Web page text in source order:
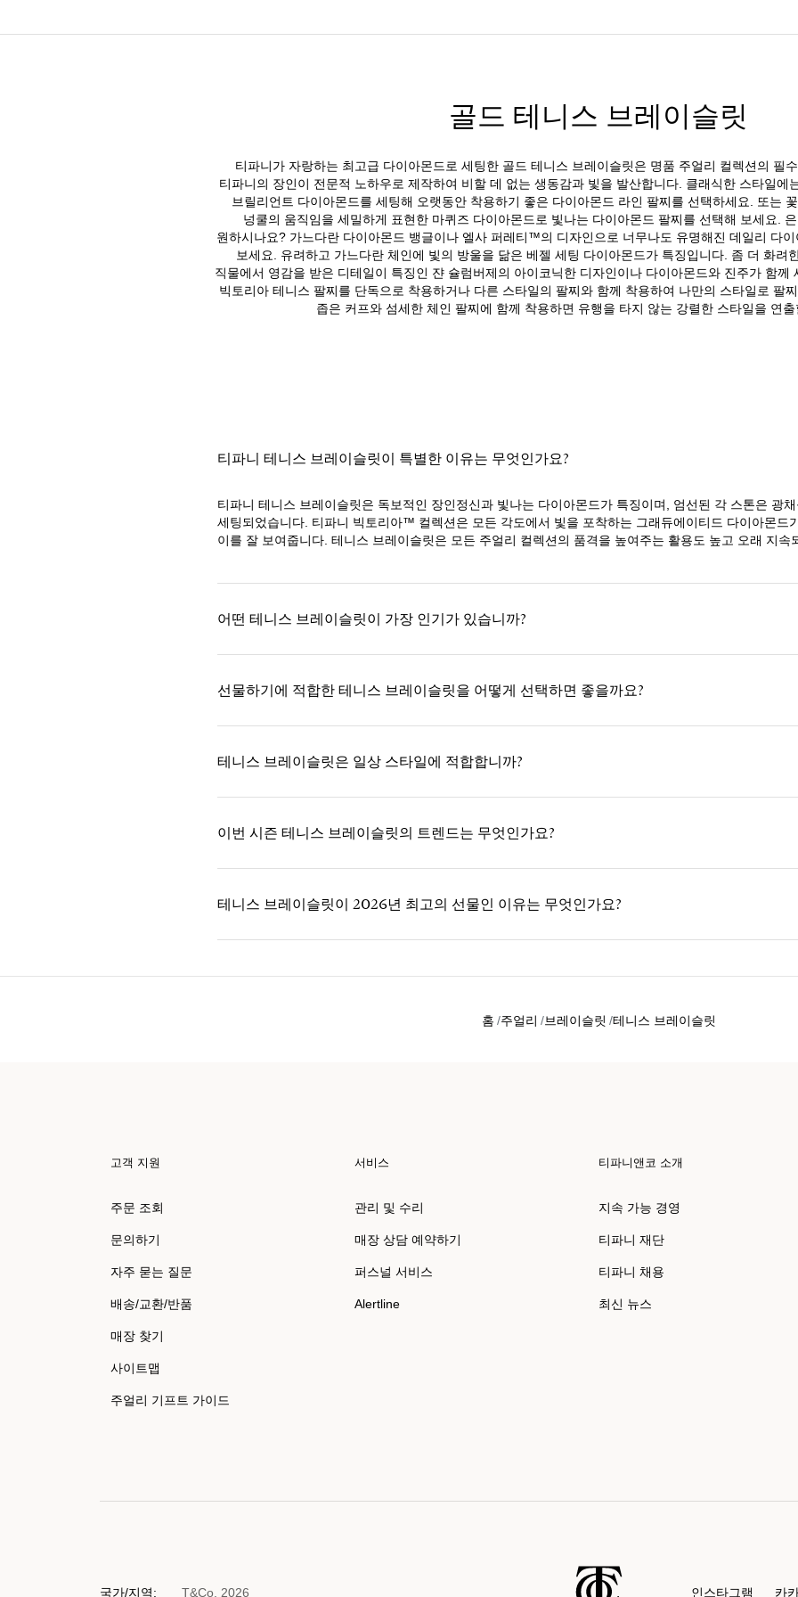
골드 테니스 브레이슬릿
티파니가 자랑하는 최고급 다이아몬드로 세팅한 골드 테니스 브레이슬릿은 명품 주얼리 컬렉션의 필
티파니의 장인이 전문적 노하우로 제작하여 비할 데 없는 생동감과 빛을 발산합니다. 클래식한 스타일에
브릴리언트 다이아몬드를 세팅해 오랫동안 착용하기 좋은 다이아몬드 라인 팔찌를 선택하세요. 또는
넝쿨의 움직임을 세밀하게 표현한 마퀴즈 다이아몬드로 빛나는 다이아몬드 팔찌를 선택해 보세요.
원하시나요? 가느다란 다이아몬드 뱅글이나 엘사 퍼레티™의 디자인으로 너무나도 유명해진 데일리 다
보세요. 유려하고 가느다란 체인에 빛의 방울을 닮은 베젤 세팅 다이아몬드가 특징입니다. 좀 더 화려
직물에서 영감을 받은 디테일이 특징인 쟌 슐럼버제의 아이코닉한 디자인이나 다이아몬드와 진주가 함께
빅토리아 테니스 팔찌를 단독으로 착용하거나 다른 스타일의 팔찌와 함께 착용하여 나만의 스타일로 팔
좁은 커프와 섬세한 체인 팔찌에 함께 착용하면 유행을 타지 않는 강렬한 스타일을 연
티파니 테니스 브레이슬릿이 특별한 이유는 무엇인가요?
티파니 테니스 브레이슬릿은 독보적인 장인정신과 빛나는 다이아몬드가 특징이며, 엄선된 각 스톤은 광
세팅되었습니다. 티파니 빅토리아™ 컬렉션은 모든 각도에서 빛을 포착하는 그래듀에이티드 다이아몬드
이를 잘 보여줍니다. 테니스 브레이슬릿은 모든 주얼리 컬렉션의 품격을 높여주는 활용도 높고 오래 지속
어떤 테니스 브레이슬릿이 가장 인기가 있습니까?
선물하기에 적합한 테니스 브레이슬릿을 어떻게 선택하면 좋을까요?
테니스 브레이슬릿은 일상 스타일에 적합합니까?
이번 시즌 테니스 브레이슬릿의 트렌드는 무엇인가요?
테니스 브레이슬릿이 2026년 최고의 선물인 이유는 무엇인가요?
홈 주얼리 브레이슬릿 테니스 브레이슬릿
고객 지원
주문 조회
문의하기
자주 묻는 질문
배송/교환/반품
매장 찾기
사이트맵
주얼리 기프트 가이드
서비스
관리 및 수리
매장 상담 예약하기
퍼스널 서비스
Alertline
티파니앤코 소개
지속 가능 경영
티파니 재단
티파니 채용
최신 뉴스
T&Co. 2026
국가/지역: 인스타그램 카